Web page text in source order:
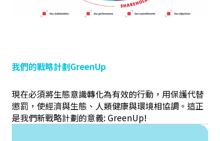
我們的戰略計劃GreenUp
現在必須將生態意識轉化為有效的行動，用保護代替
懲罰，使經濟與生態、人類健康與環境相協調。這正
是我們新戰略計劃的意義: GreenUp!